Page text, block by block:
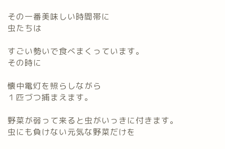
その一番美味しい時間帯に
虫たちは
すごい勢いで食べまくっています。
その時に
懐中電灯を照らしながら
１匹づつ捕まえます。
野菜が弱って来ると虫がいっきに付きます。
虫にも負けない元気な野菜だけを